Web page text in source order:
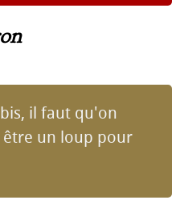
il faut qu'on
un loup pour